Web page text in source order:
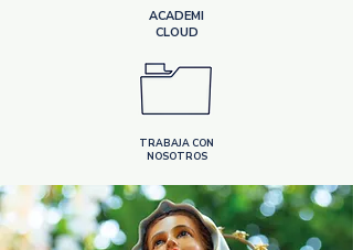
ACADEMI
CLOUD
TRABAJA CON
NOSOTROS